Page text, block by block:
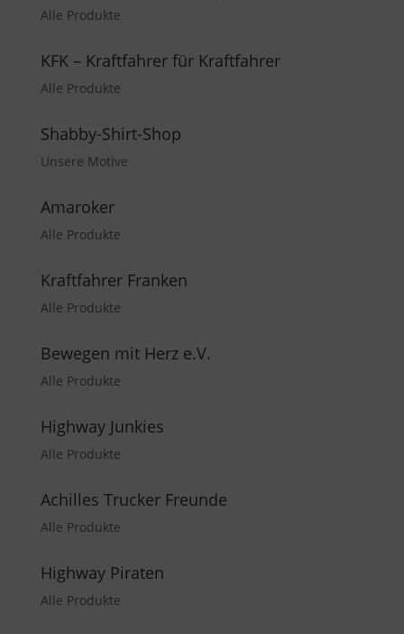
Alle Produkte
KFK – Kraftfahrer für Kraftfahrer
Alle Produkte
Shabby-Shirt-Shop
Unsere Motive
Amaroker
Alle Produkte
Kraftfahrer Franken
Alle Produkte
Bewegen mit Herz e.V.
Alle Produkte
Highway Junkies
Alle Produkte
Achilles Trucker Freunde
Alle Produkte
Highway Piraten
Alle Produkte